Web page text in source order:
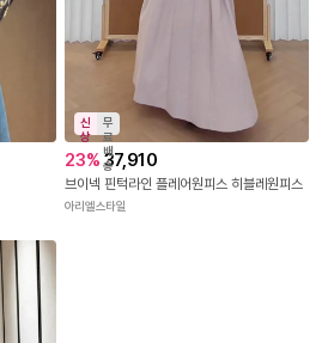
신
상
무
료
배
송
23%37,910
브이넥 핀턱라인 플레어원피스 히블레원피스
아리엘스타일